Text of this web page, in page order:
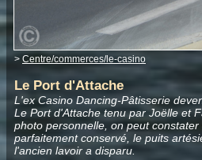
> Centre/commerces/le-casino
Le Port d'Attache
L'ex Casino Dancing-Pâtisserie
Le Port d'Attache tenu par Joëlle et
photo personnelle, on peut
parfaitement conservé, le puits
l'ancien lavoir a disparu.